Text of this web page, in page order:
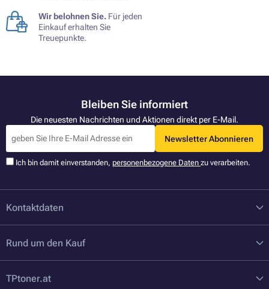
Wir belohnen Sie. Für jeden
Einkauf erhalten Sie
Treuepunkte.
Bleiben Sie informiert
Die neuesten Nachrichten und Aktionen direkt per E-Mail.
Newsletter Abonnieren
Ich bin damit einverstanden, personenbezogene Daten zu verarbeiten.
Kontaktdaten
Rund um den Kauf
TPtoner.at